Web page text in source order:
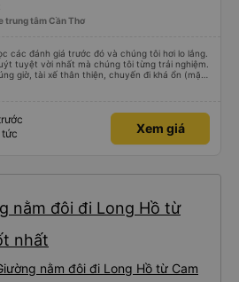
trung tâm Cần Thơ
các đánh giá trước đó và chúng tôi hơi lo lắng.
tuyệt vời nhất mà chúng tôi từng trải nghiệm.
giờ, tài xế thân thiện, chuyến đi khá ổn (mặc
trưng của Việt Nam ^^), và chỗ ngồi thoải
Xem giá
nằm đôi đi Long Hồ từ
nhất
nằm đôi đi Long Hồ từ Cam